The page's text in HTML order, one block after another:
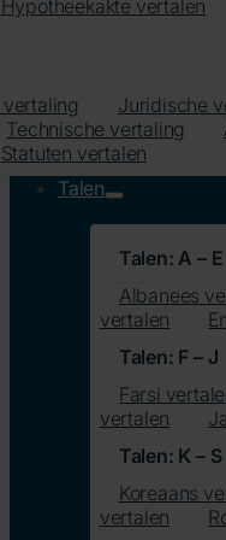
Hypotheekakte vertalen
Juridische
Technische vertaling
Statuten vertalen
Talen
Talen: A – E
Albanees
vertalen
Talen: F – J
Farsi
vertalen
Talen: K – S
Koreaans
vertalen